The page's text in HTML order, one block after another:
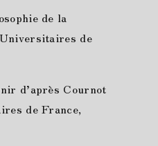
de la
de
d’après Cournot
de France,